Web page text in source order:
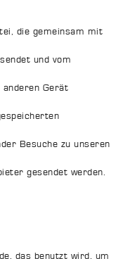
die gemeinsam mit
und vom
anderen Gerät
Besuche zu unseren
gesendet werden.
das benutzt wird, um